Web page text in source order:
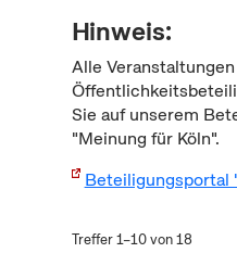
Hinweis:
Alle
Sie auf unserem
"Meinung für Köln".
Beteiligungsportal
Treffer 1–10 von 18